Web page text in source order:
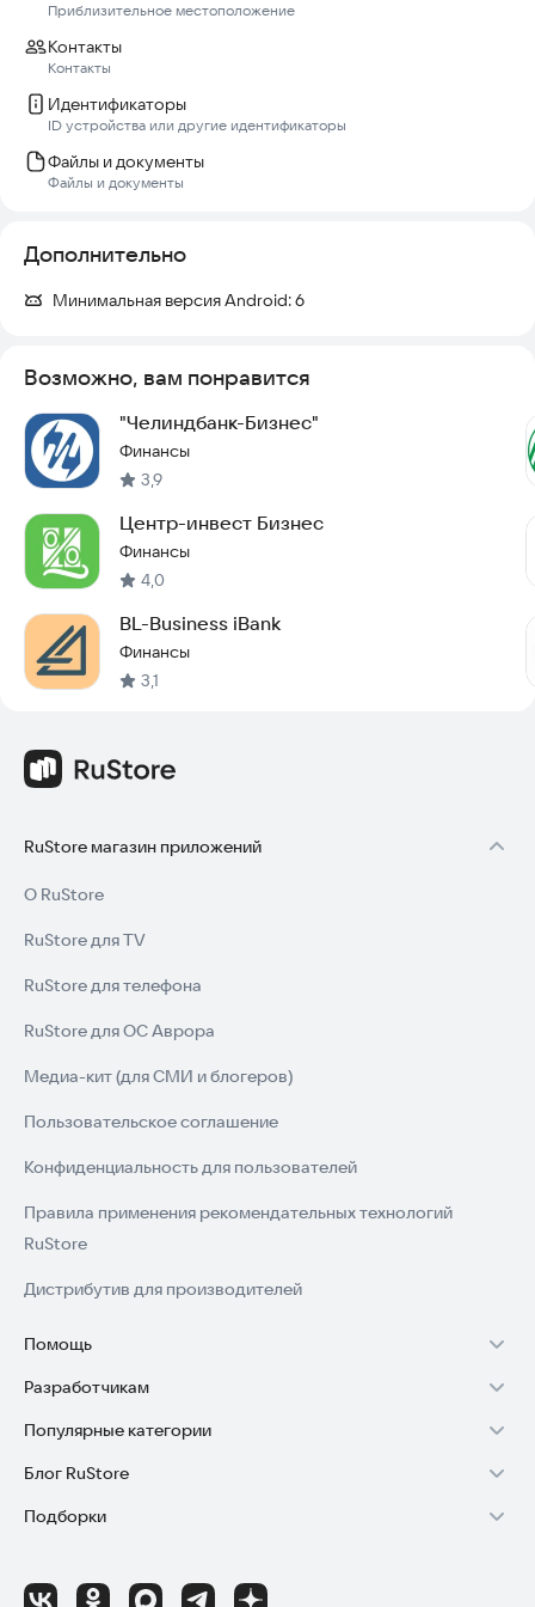
паспортом.
Круглосуточная служба поддержки: (351) 268-00-88 или
ПАО «ЧЕЛЯБИНВЕСТБАНК». Генеральная лицензия ЦБ РФ №
493
Приблизительное местоположение
Контакты
Контакты
Идентификаторы
ID устройства или другие идентификаторы
Файлы и документы
Файлы и документы
Дополнительно
Минимальная версия Android:6
Возможно, вам понравится
"Челиндбанк-Бизнес"
Финансы
3,9
Центр-инвест Бизнес
Финансы
4,0
BL-Business iBank
Финансы
3,1
RuStore магазин приложений
О RuStore
RuStore для TV
RuStore для телефона
RuStore для ОС Аврора
Медиа-кит (для СМИ и блогеров)
Пользовательское соглашение
Конфиденциальность для пользователей
Правила применения рекомендательных технологий
RuStore
Дистрибутив для производителей
Помощь
Установка RuStore на TV
Установка RuStore на телефон
Установка RuStore в машину
Помощь пользователям RuStore
Разработчикам
Зарабатывать с RuStore
Стать разработчиком
Доступ к RuStore Консоль
Популярные категории
Игры для Android
Приложения банков
Блог RuStore
Обзоры игр для Android 2025
Подборки